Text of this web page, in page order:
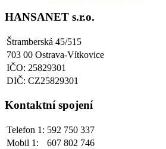
HANSANET s.r.o.
Štramberská 45/515
703 00 Ostrava-Vítkovice
IČO: 25829301
DIČ: CZ25829301
Kontaktní spojení
Telefon 1: 592 750 337
Mobil 1:
607 802 746